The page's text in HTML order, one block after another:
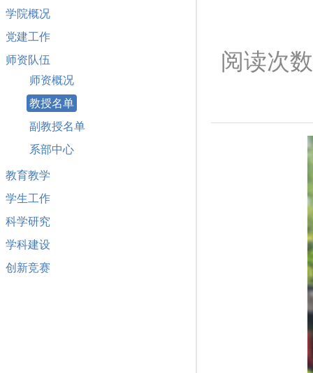
学院概况
党建工作
师资队伍
师资概况
教授名单
副教授名单
系部中心
教育教学
学生工作
科学研究
学科建设
创新竞赛
阅读次